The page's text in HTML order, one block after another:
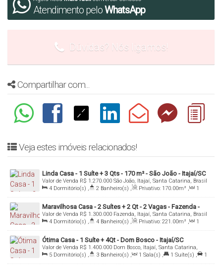
Atendimento peloWhatsApp
Dúvidas? Nós ligamos!
Compartilhar com...
Veja estes imóveis relacionados!
Linda Casa - 1 Suíte + 3 Qts - 170 m² - São João - Itajaí/SC
R$ 1.270.000
Valor de Venda
São João, Itajaí, Santa Catarina, Brasil
4 Dormitório(s) , 2 Banheiro(s) , Privativo: 170.00m² ,
1
Sala(s) , 1 Suíte(s) , Total: 460.00m² , 1 Vaga(s) ,
Útil:
170
m²
Maravilhosa Casa - 2 Suítes + 2 Qt - 2 Vagas - Fazenda -
Itajaí/SC
R$ 1.300.000
Valor de Venda
Fazenda, Itajaí, Santa Catarina, Brasil
4 Dormitório(s) , 4 Banheiro(s) , Privativo: 221 .00m² ,
1
Sala(s) , 2 Suíte(s) , Total: 592.00m² , 2 Vaga(s) ,
Útil:
221
m²
Ótima Casa - 1 Suíte + 4Qt - Dom Bosco - Itajaí/SC
R$ 1.400.000
Valor de Venda
Dom Bosco, Itajaí, Santa Catarina,
Brasil
5 Dormitório(s) , 3 Banheiro(s) , 1 Sala(s) , 1 Suíte(s) ,
1
Vaga(s)